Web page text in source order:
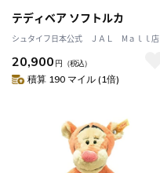
テディベア ソフトルカ
シュタイフ日本公式 ＪＡＬ Mａｌｌ店
20,900 円 （税込）
積算 190 マイル (1倍)